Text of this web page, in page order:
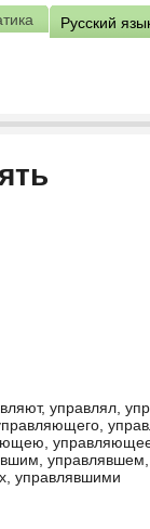
Русский
управлял,
управлявшем,
управлявшими